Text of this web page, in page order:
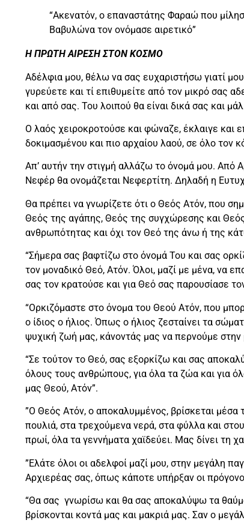
“Ακενατόν, ο επαναστάτης Φαραώ που
Βαβυλώνα τον ονόμασε αιρετικό”
Η ΠΡΩΤΗ ΑΙΡΕΣΗ ΣΤΟΝ ΚΟΣΜΟ
Αδέλφια μου, θέλω να σας ευχαριστήσω γιατί
γυρεύετε και τί επιθυμείτε από τον μικρό σας
και από σας. Του λοιπού θα είναι δικά σας και
Ο λαός χειροκροτούσε και φώναζε, έκλαιγε
δοκιμασμένου και πιο αρχαίου λαού, σε όλο
Απ’ αυτήν την στιγμή αλλάζω το όνομά μου. Από
Νεφέρ θα ονομάζεται Νεφερτίτη. Δηλαδή η
Θα πρέπει να γνωρίζετε ότι ο Θεός Ατόν, που
Θεός της αγάπης, Θεός της συγχώρεσης και
ανθρωπότητας και όχι τον Θεό της άνω ή της
“Σήμερα σας βαφτίζω στο όνομά Του και σας
τον μοναδικό Θεό, Ατόν. Όλοι, μαζί με μένα, να
σας τον κρατούσε και για Θεό σας παρουσίασε
“Ορκιζόμαστε στο όνομα του Θεού Ατόν, που
ο ίδιος ο ήλιος. Όπως ο ήλιος ζεσταίνει τα
ψυχική ζωή μας, κάνοντάς μας να περνούμε
“Σε τούτον το Θεό, σας εξορκίζω και σας
όλους τους ανθρώπους, για όλα τα ζώα και για
μας Θεού, Ατόν”.
”Ο Θεός Ατόν, ο αποκαλυμμένος, βρίσκεται μέσα
πουλιά, στα τρεχούμενα νερά, στα φύλλα και
πρωί, όλα τα γεννήματα χαϊδεύει. Μας δίνει τη
”Ελάτε όλοι οι αδελφοί μαζί μου, στην μεγάλη
Αρχιερέας σας, όπως κάποτε υπήρξαν οι
“Θα σας γνωρίσω και θα σας αποκαλύψω τα
βρίσκονται κοντά μας και μακριά μας. Σαν ο